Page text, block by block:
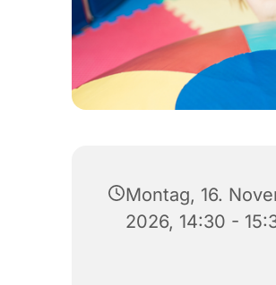
Montag, 16.
2026, 14:30 -